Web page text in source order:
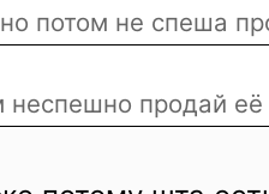
потом не спеша
неспешно продай